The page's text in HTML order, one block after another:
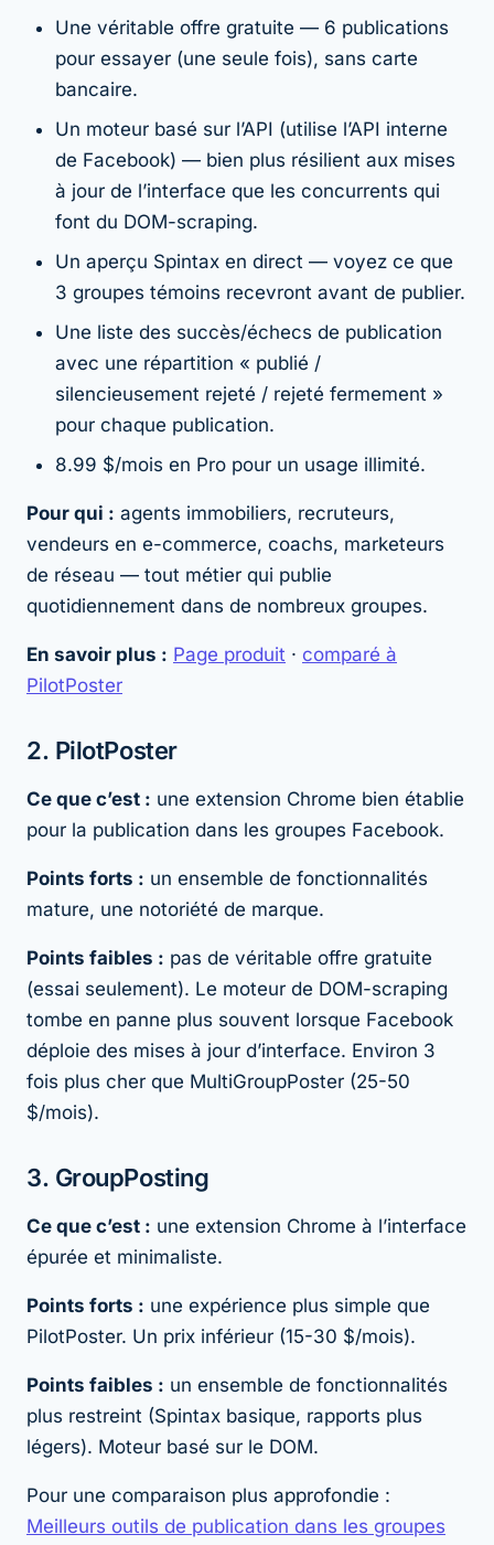
Une véritable offre gratuite — 6 publications
pour essayer (une seule fois), sans carte
bancaire.
Un moteur basé sur l’API (utilise l’API interne
de Facebook) — bien plus résilient aux mises
à jour de l’interface que les concurrents qui
font du DOM-scraping.
Un aperçu Spintax en direct — voyez ce que
3 groupes témoins recevront avant de publier.
Une liste des succès/échecs de publication
avec une répartition « publié /
silencieusement rejeté / rejeté fermement »
pour chaque publication.
8.99 $/mois en Pro pour un usage illimité.
Pour qui : agents immobiliers, recruteurs,
vendeurs en e-commerce, coachs, marketeurs
de réseau — tout métier qui publie
quotidiennement dans de nombreux groupes.
En savoir plus : Page produit · comparé à
PilotPoster
2. PilotPoster
Ce que c’est : une extension Chrome bien établie
pour la publication dans les groupes Facebook.
Points forts : un ensemble de fonctionnalités
mature, une notoriété de marque.
Points faibles : pas de véritable offre gratuite
(essai seulement). Le moteur de DOM-scraping
tombe en panne plus souvent lorsque Facebook
déploie des mises à jour d’interface. Environ 3
fois plus cher que MultiGroupPoster (25-50
$/mois).
3. GroupPosting
Ce que c’est : une extension Chrome à l’interface
épurée et minimaliste.
Points forts : une expérience plus simple que
PilotPoster. Un prix inférieur (15-30 $/mois).
Points faibles : un ensemble de fonctionnalités
plus restreint (Spintax basique, rapports plus
légers). Moteur basé sur le DOM.
Pour une comparaison plus approfondie :
Meilleurs outils de publication dans les groupes